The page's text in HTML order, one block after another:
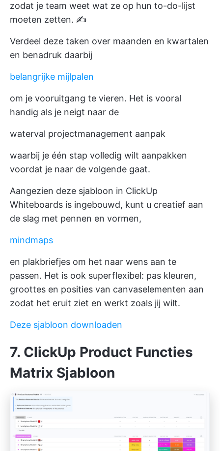
zodat je team weet wat ze op hun to-do-lijst
moeten zetten. ✍️
Verdeel deze taken over maanden en kwartalen
en benadruk daarbij
belangrijke mijlpalen
om je vooruitgang te vieren. Het is vooral
handig als je neigt naar de
waterval projectmanagement aanpak
waarbij je één stap volledig wilt aanpakken
voordat je naar de volgende gaat.
Aangezien deze sjabloon in ClickUp
Whiteboards is ingebouwd, kunt u creatief aan
de slag met pennen en vormen,
mindmaps
en plakbriefjes om het naar wens aan te
passen. Het is ook superflexibel: pas kleuren,
groottes en posities van canvaselementen aan
zodat het eruit ziet en werkt zoals jij wilt.
Deze sjabloon downloaden
7. ClickUp Product Functies
Matrix Sjabloon